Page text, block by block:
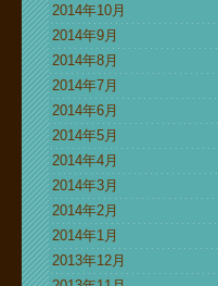
2014年10月
2014年9月
2014年8月
2014年7月
2014年6月
2014年5月
2014年4月
2014年3月
2014年2月
2014年1月
2013年12月